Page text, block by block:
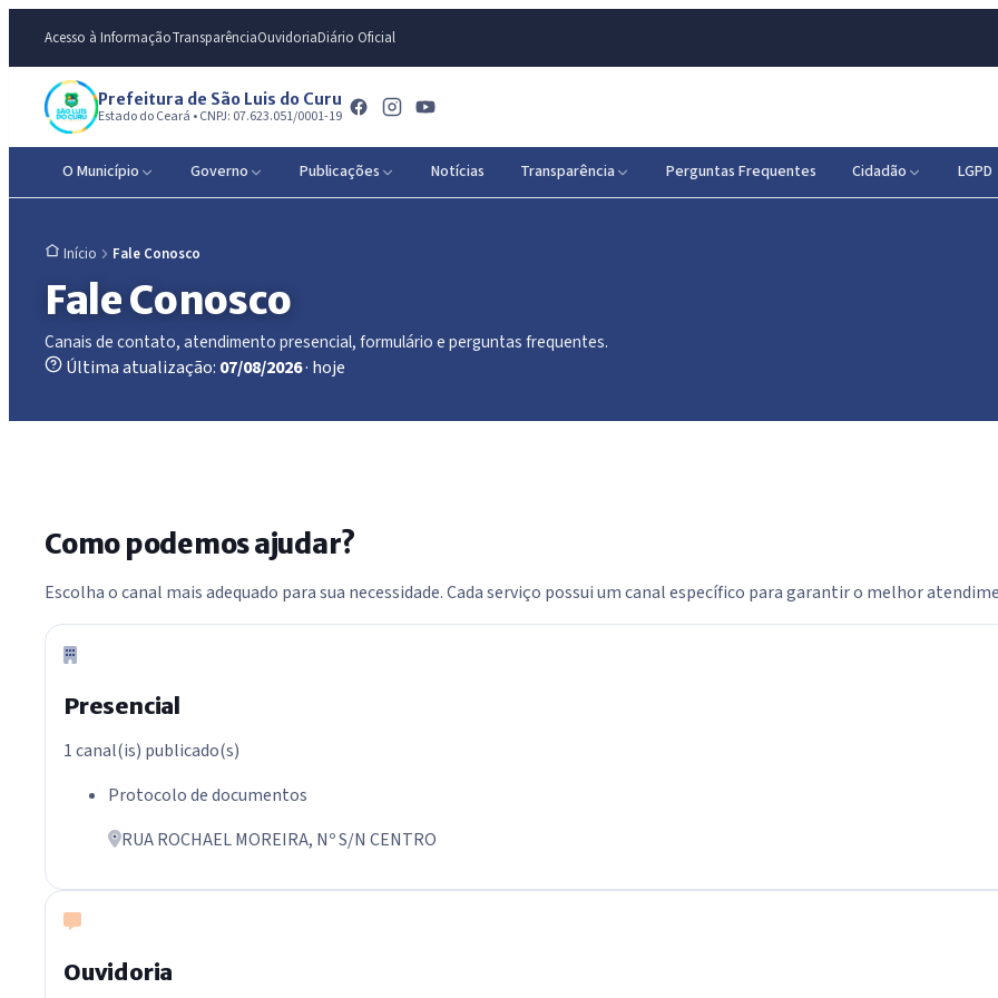
Acesso à InformaçãoTransparênciaOuvidoriaDiário Oficial
Prefeitura de São Luis do Curu
Estado do Ceará • CNPJ: 07.623.051/0001-19
O Município Governo Publicações Notícias Transparência Perguntas Frequentes Cidadão LGPD
Início Fale Conosco
Fale Conosco
Canais de contato, atendimento presencial, formulário e perguntas frequentes.
Última atualização: 07/08/2026· hoje
Ir para formulário
Ir para locais
Ir para FAQ
Como podemos ajudar?
Escolha o canal mais adequado para sua necessidade. Cada serviço possui um canal específico para garantir o melhor
Presencial
1 canal(is) publicado(s)
Protocolo de documentos
RUA ROCHAEL MOREIRA, Nº S/N CENTRO
Ouvidoria